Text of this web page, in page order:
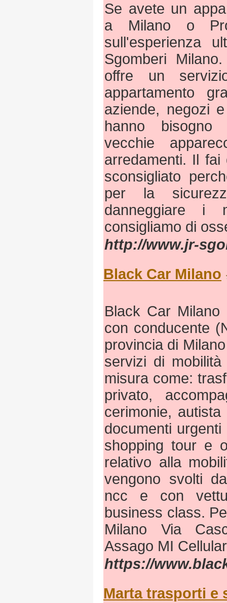
Se avete un
a Milano o
sull'esperienza
Sgomberi
offre un
appartamento
aziende, negozi
hanno bisogno
vecchie
arredamenti. Il
sconsigliato
per la
danneggiare i
consigliamo di
http://www.jr-
Black Car Milano
Black Car
con conducente
provincia di
servizi di
misura come:
privato,
cerimonie,
documenti
shopping tour e
relativo alla
vengono svolti
ncc e con
business class.
Milano Via
Assago MI
https://
Marta trasporti e